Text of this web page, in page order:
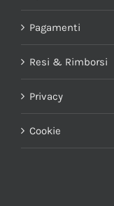
Pagamenti
Resi & Rimborsi
Privacy
Cookie